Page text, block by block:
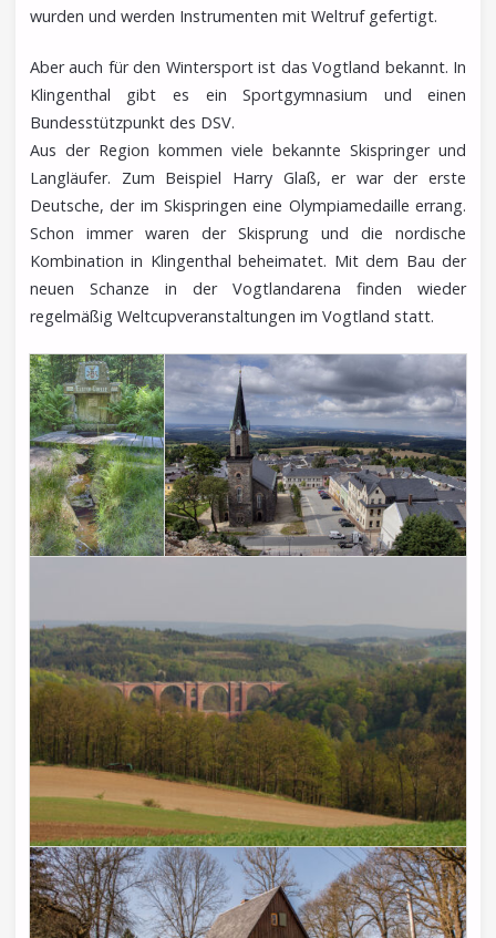
wurden und werden Instrumenten mit Weltruf gefertigt.
Aber auch für den Wintersport ist das Vogtland bekannt. In
Klingenthal gibt es ein Sportgymnasium und einen
Bundesstützpunkt des DSV.
Aus der Region kommen viele bekannte Skispringer und
Langläufer. Zum Beispiel Harry Glaß, er war der erste
Deutsche, der im Skispringen eine Olympiamedaille errang.
Schon immer waren der Skisprung und die nordische
Kombination in Klingenthal beheimatet. Mit dem Bau der
neuen Schanze in der Vogtlandarena finden wieder
regelmäßig Weltcupveranstaltungen im Vogtland statt.